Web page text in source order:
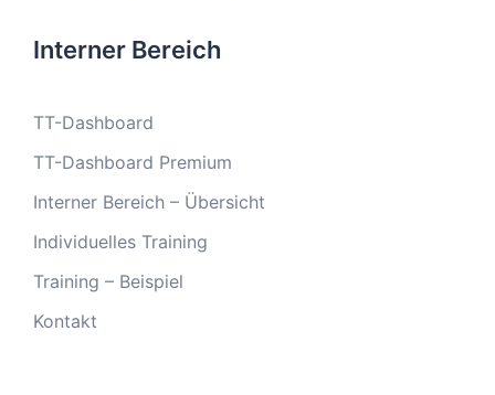
Interner Bereich
TT-Dashboard
TT-Dashboard Premium
Interner Bereich – Übersicht
Individuelles Training
Training – Beispiel
Kontakt